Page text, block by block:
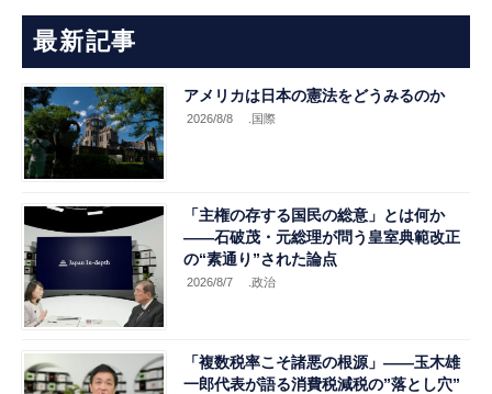
最新記事
アメリカは日本の憲法をどうみるのか
2026/8/8 .国際
「主権の存する国民の総意」とは何か
――石破茂・元総理が問う皇室典範改正
の“素通り”された論点
2026/8/7 .政治
「複数税率こそ諸悪の根源」――玉木雄
一郎代表が語る消費税減税の”落とし穴”